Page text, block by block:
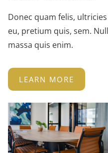
Donec quam felis,
eu, pretium quis, sem.
massa quis enim.
LEARN MORE